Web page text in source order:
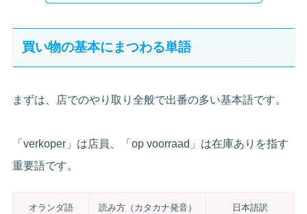
買い物の基本にまつわる単語
まずは、店でのやり取り全般で出番の多い基本語です。
「verkoper」は店員、「op voorraad」は在庫ありを指す
重要語です。
オランダ語 読み方（カタカナ発音） 日本語訳